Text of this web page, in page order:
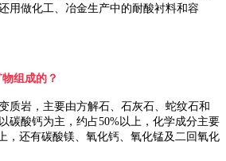
用做化工、冶金生产中的耐酸衬料和容
组成的？
质岩，主要由方解石、石灰石、蛇纹石和
碳酸钙为主，约占50%以上，化学成分主要
，还有碳酸镁、氧化钙、氧化锰及二回氧化